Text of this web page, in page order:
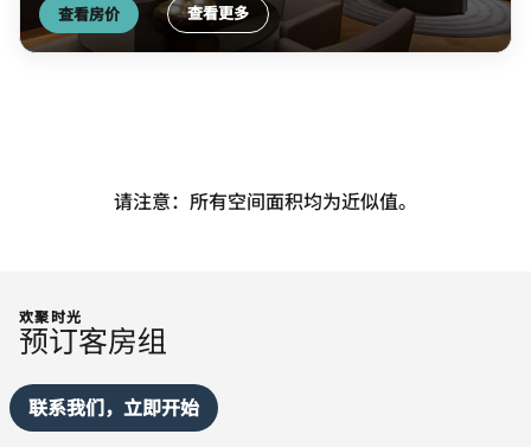
查看房价 查看更多
请注意：所有空间面积均为近似值。
欢聚时光
预订客房组
联系我们，立即开始